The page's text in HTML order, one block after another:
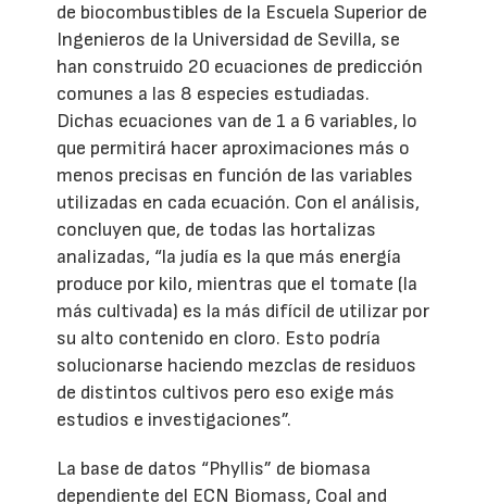
de biocombustibles de la Escuela Superior de
Ingenieros de la Universidad de Sevilla, se
han construido 20 ecuaciones de predicción
comunes a las 8 especies estudiadas.
Dichas ecuaciones van de 1 a 6 variables, lo
que permitirá hacer aproximaciones más o
menos precisas en función de las variables
utilizadas en cada ecuación. Con el análisis,
concluyen que, de todas las hortalizas
analizadas, “la judía es la que más energía
produce por kilo, mientras que el tomate (la
más cultivada) es la más difícil de utilizar por
su alto contenido en cloro. Esto podría
solucionarse haciendo mezclas de residuos
de distintos cultivos pero eso exige más
estudios e investigaciones”.
La base de datos “Phyllis” de biomasa
dependiente del ECN Biomass, Coal and